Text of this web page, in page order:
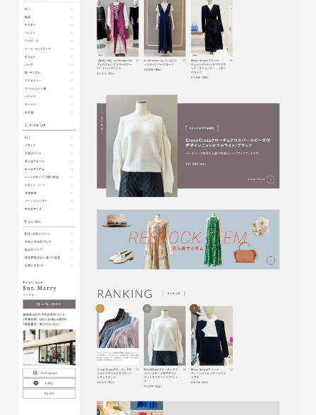
株式会社ベストブラス様 EC
サイト制作
ECサイト
#HTML/CSSコーディング
#Shopify